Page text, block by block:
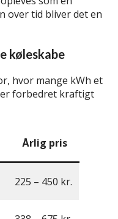
over tid bliver det en
køleskabe
hvor mange kWh et
forbedret kraftigt
Årlig pris
225 – 450 kr.